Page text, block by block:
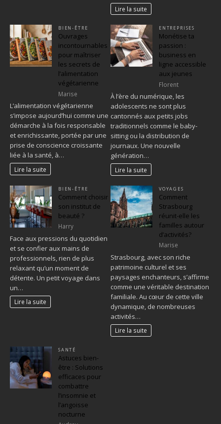
Lire la suite
BIEN-ÊTRE
Ouvrages
incontournables
pour maîtriser
les secrets de
l’alimentation
végétarienne
Marise
L’alimentation végétarienne
s’impose aujourd’hui comme une
démarche à la fois responsable
et enrichissante, portée par une
prise de conscience croissante
liée à la santé, à…
Lire la suite
ENTREPRISES
Monétise ta
passion :
business en
ligne accessible
aux jeunes
Florent
À l’ère du numérique, les
adolescents ne sont plus
cantonnés aux petits jobs
traditionnels comme le baby-
sitting ou la distribution de
journaux. Une nouvelle
génération…
Lire la suite
BIEN-ÊTRE
Comment choisir
son institut de
beauté ?
Harry
Face aux pressions du quotidien
et se confier aux mains de
professionnels, rien de plus
relaxant qu’un moment de
détente. Un petit voyage dans
un…
Lire la suite
VOYAGES
Comment
Strasbourg
réunit-elle les
familles autour
d’activités?
Marise
Strasbourg, avec son riche
patrimoine culturel et ses
paysages enchanteurs, s’affirme
comme une véritable destination
familiale. Au cœur de cette ville
dynamique, de nombreuses
activités…
Lire la suite
SANTÉ
Astuces bien-
être : Solutions
efficaces pour
combattre
l’insomnie et
l’angoisse
nocturne